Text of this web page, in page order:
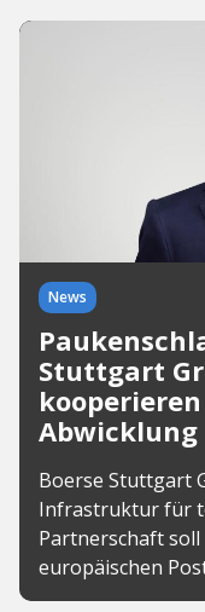
News
Stuttgart
Abwicklung
Boerse Stuttgart
Infrastruktur für
Partnerschaft
europäischen